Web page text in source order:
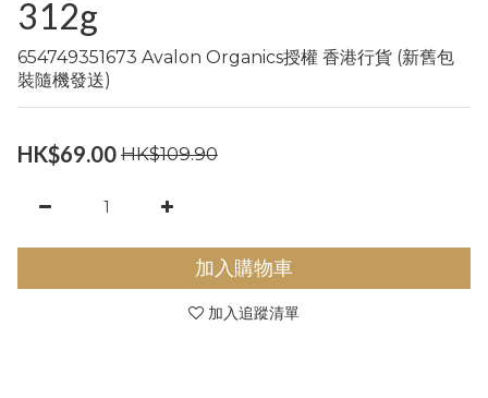
312g
654749351673 Avalon Organics授權 香港行貨 (新舊包
裝隨機發送)
HK$69.00 HK$109.90
加入購物車
加入追蹤清單